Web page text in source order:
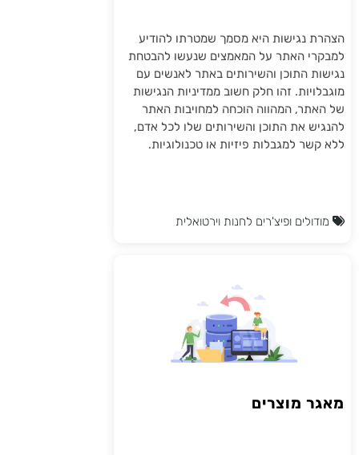
הצהרת נגישות היא מסמך שמטרתו להודיע
למבקרי האתר על המאמצים שנעשו להבטחת
נגישות התוכן והשירותים באתר לאנשים עם
מוגבלויות. זהו חלק חשוב ממדיניות הנגישות
של האתר, המהווה הוכחה למחויבות האתר
להנגיש את התוכן והשירותים שלו לכל אדם,
ללא קשר למגבלות פיזיות או טכנולוגיות.
מודולים ופיצ'רים לחנות וירטואלית
מאגר מוצרים